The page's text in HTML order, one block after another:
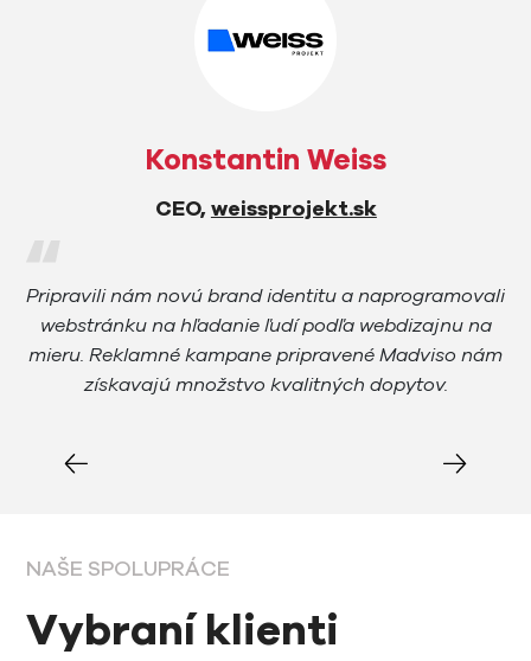
Konstantin Weiss
CEO,weissprojekt.sk
Pripravili nám novú brand identitu a naprogramovali
webstránku na hľadanie ľudí podľa webdizajnu na
mieru. Reklamné kampane pripravené Madviso nám
získavajú množstvo kvalitných dopytov.
NAŠE SPOLUPRÁCE
Vybraní klienti